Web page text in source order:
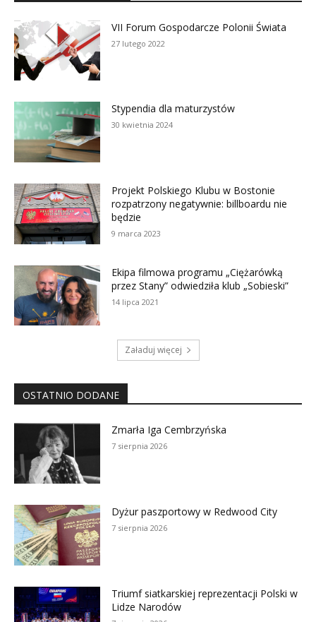
VII Forum Gospodarcze Polonii Świata
27 lutego 2022
Stypendia dla maturzystów
30 kwietnia 2024
Projekt Polskiego Klubu w Bostonie
rozpatrzony negatywnie: billboardu nie
będzie
9 marca 2023
Ekipa filmowa programu „Ciężarówką
przez Stany” odwiedziła klub „Sobieski”
14 lipca 2021
Załaduj więcej
OSTATNIO DODANE
Zmarła Iga Cembrzyńska
7 sierpnia 2026
Dyżur paszportowy w Redwood City
7 sierpnia 2026
Triumf siatkarskiej reprezentacji Polski w
Lidze Narodów